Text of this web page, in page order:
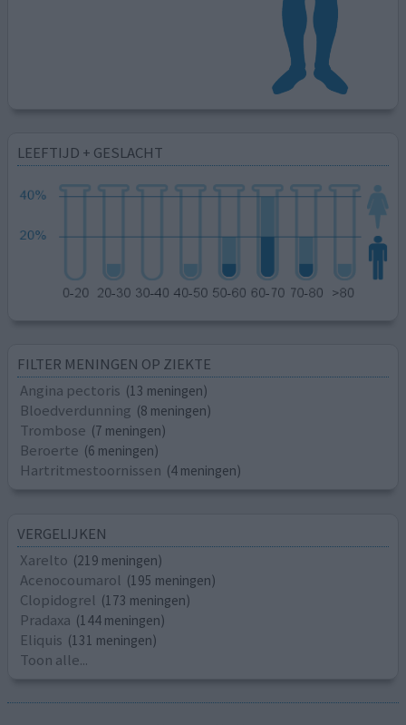
LEEFTIJD + GESLACHT
FILTER MENINGEN OP ZIEKTE
Angina pectoris (13 meningen)
Bloedverdunning (8 meningen)
Trombose (7 meningen)
Beroerte (6 meningen)
Hartritmestoornissen (4 meningen)
VERGELIJKEN
Xarelto (219 meningen)
Acenocoumarol (195 meningen)
Clopidogrel (173 meningen)
Pradaxa (144 meningen)
Eliquis (131 meningen)
Toon alle...